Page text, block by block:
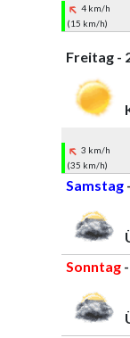
4 km/h
(15 km/h)
Freitag -
3 km/h
(35 km/h)
Samstag
Sonntag-